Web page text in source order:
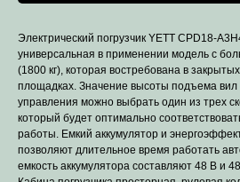
Электрический погрузчик YETT CPD18-
универсальная в применении модель с
(1800 кг), которая востребована в
площадках. Значение высоты подъема вил
управления можно выбрать один из трех
который будет оптимально
работы. Емкий аккумулятор и
позволяют длительное время работать
емкость аккумулятора составляют 48 B и